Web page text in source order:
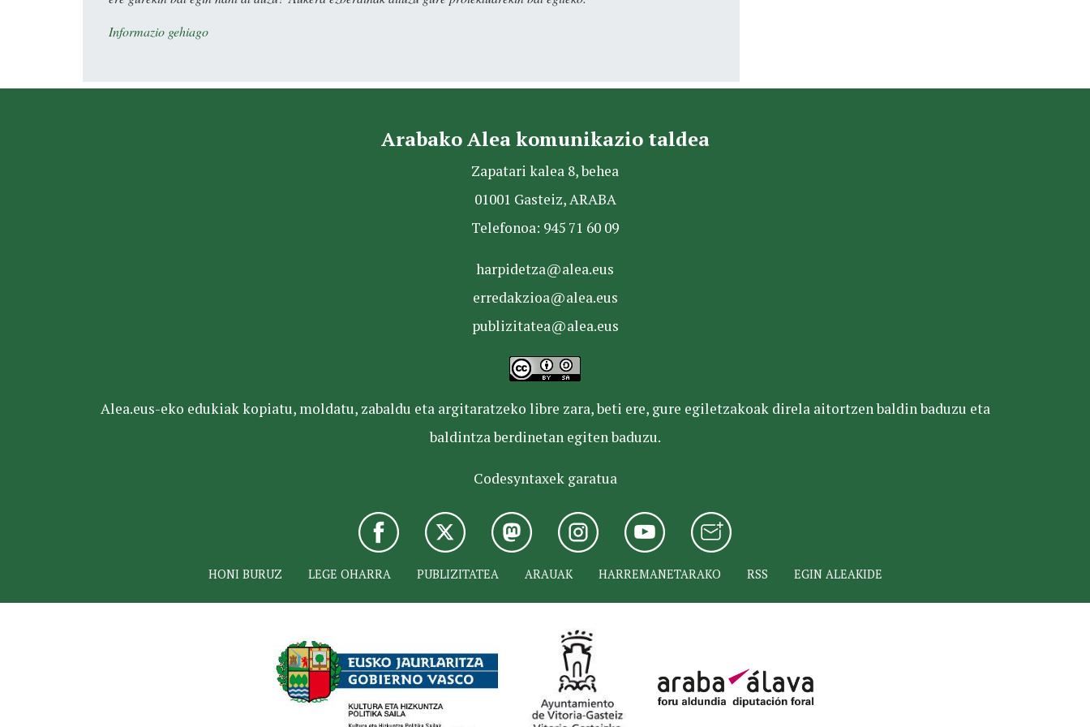
Informazio gehiago
Arabako Alea komunikazio taldea
Zapatari kalea 8, behea
01001 Gasteiz, ARABA
Telefonoa: 945 71 60 09
harpidetza@alea.eus
erredakzioa@alea.eus
publizitatea@alea.eus
Alea.eus-eko edukiak kopiatu, moldatu, zabaldu eta argitaratzeko libre zara, beti ere, gure egiletzakoak direla aitortzen baldin baduzu eta
baldintza berdinetan egiten baduzu.
Codesyntaxek garatua
HONI BURUZ LEGE OHARRA PUBLIZITATEA ARAUAK HARREMANETARAKO RSS EGIN ALEAKIDE